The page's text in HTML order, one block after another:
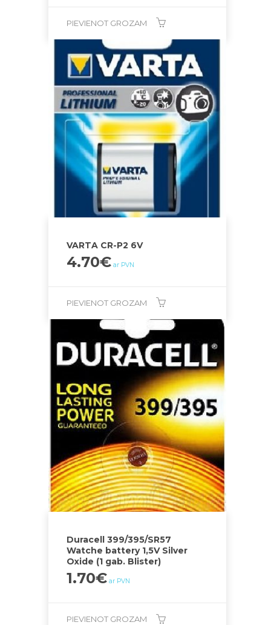
PIEVIENOT GROZAM
VARTA CR-P2 6V
4.70€ ar PVN
PIEVIENOT GROZAM
Duracell 399/395/SR57
Watche battery 1,5V Silver
Oxide (1 gab. Blister)
1.70€ ar PVN
PIEVIENOT GROZAM